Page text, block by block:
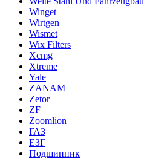
Winget
Wirtgen
Wismet
Wix Filters
Xcmg
Xtreme
Yale
ZANAM
Zetor
ZF
Zoomlion
ГАЗ
ЕЗГ
Подшипник